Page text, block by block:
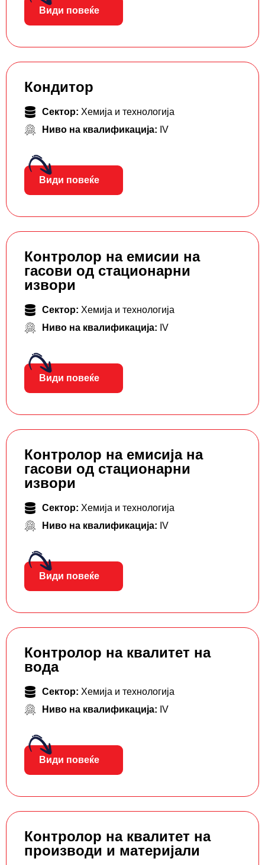
Види повеќе
Кондитор
Сектор: Хемија и технологија
Ниво на квалификација: IV
Види повеќе
Контролор на емисии на
гасови од стационарни
извори
Сектор: Хемија и технологија
Ниво на квалификација: IV
Види повеќе
Контролор на емисија на
гасови од стационарни
извори
Сектор: Хемија и технологија
Ниво на квалификација: IV
Види повеќе
Контролор на квалитет на
вода
Сектор: Хемија и технологија
Ниво на квалификација: IV
Види повеќе
Контролор на квалитет на
производи и материјали